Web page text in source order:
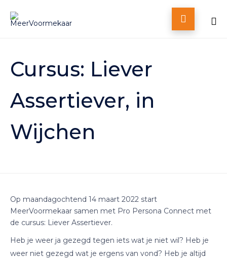

content
Cursus: Liever
Assertiever, in
Wijchen
Op maandagochtend 14 maart 2022 start
MeerVoormekaar samen met Pro Persona Connect met
de cursus: Liever Assertiever.
Heb je weer ja gezegd tegen iets wat je niet wil? Heb je
weer niet gezegd wat je ergens van vond? Heb je altijd